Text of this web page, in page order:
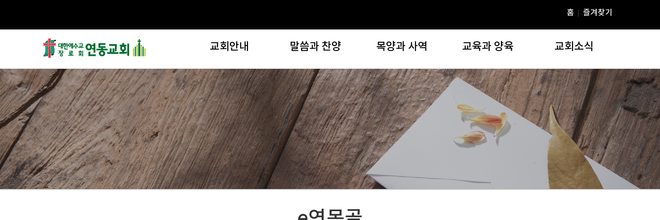
홈 즐겨찾기
교회안내
교회안내
인사말
교회비전
목회지침
교회역사
제임스 게일
섬기는이들
말씀과 찬양
말씀과 찬양
설교영상
설교노트
찬양대/찬양단 찬양
특별영상
새벽 아직도 밝기 전에
목양과 사역
목양과 사역
지역 및 구역(목양위원회)
자치기관
선교사역
복지사역
문화사역
교육과 양육
교육과 양육
주일학교
청년부
YBS(연동성경공부)
Agapia Tres Dias
EPS재정교실
장학위원회
교회소식
교회소식
공지사항
YD 미디어
온라인행정
주보자료실
연동갤러리(교회행사)
e연못골